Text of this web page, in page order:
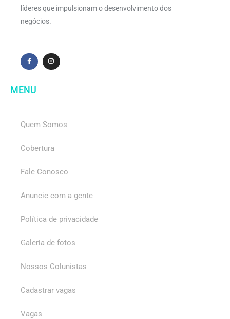
líderes que impulsionam o desenvolvimento dos
negócios.
MENU
Quem Somos
Cobertura
Fale Conosco
Anuncie com a gente
Política de privacidade
Galeria de fotos
Nossos Colunistas
Cadastrar vagas
Vagas